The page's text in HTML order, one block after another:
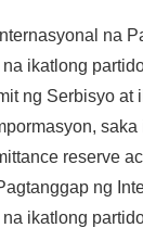
na
ikatlong
ng Serbisyo at
reserve
ng
ikatlong